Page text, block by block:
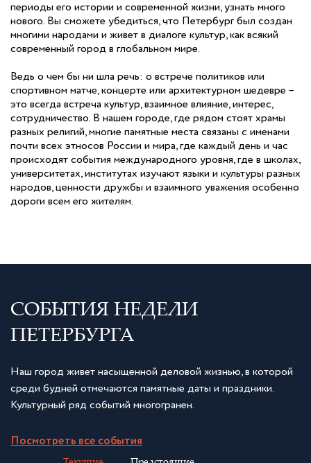
периоды его истории и современной жизни, узнать много
нового. Вы сможете убедиться, что Петербург был создан
многими народами и живет в диалоге культур, как всякий
современный город в глобальном мире.
Ведь о чем бы ни шла речь: о встрече политиков или
спортивном матче, концерте или архитектурном шедевре –
это всегда встреча культур, взаимное влияние, интерес,
сотрудничество. В нашем городе, где рядом стоят храмы
разных религий, многие памятные места связаны с именами
почти всех этносов России и мира, где каждый день и час
происходят события международного уровня, где в школах,
университетах, институтах изучают языки и культуры разных
народов, ценности дружбы и взаимного уважения особенно
дороги всем его жителям.
СОБЫТИЯ НЕДЕЛИ
ПЕТЕРБУРГА
Наш город живет насыщенной деловой жизнью, в которой
среди будней отмечаются памятные даты и праздники.
Культурный ряд событий многогранен.
Посмотреть все события